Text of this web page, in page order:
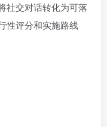
社交对话转化为可落
性评分和实施路线